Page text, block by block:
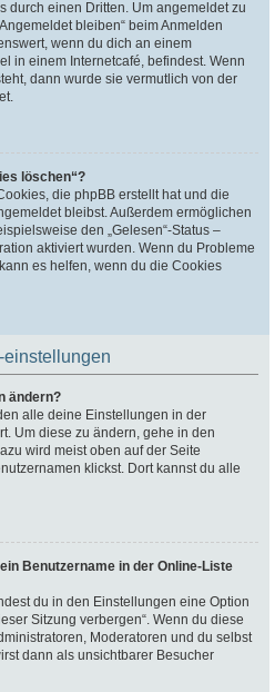
durch einen Dritten. Um angemeldet zu
bleiben“ beim Anmelden
wenn du dich an einem
in einem Internetcafé, befindest. Wenn
dann wurde sie vermutlich von der
löschen“?
die phpBB erstellt hat und die
bleibst. Außerdem ermöglichen
den „Gelesen“-Status –
aktiviert wurden. Wenn du Probleme
es helfen, wenn du die Cookies
einstellungen
ändern?
alle deine Einstellungen in der
Um diese zu ändern, gehe in den
wird meist oben auf der Seite
klickst. Dort kannst du alle
Benutzername in der Online-Liste
du in den Einstellungen eine Option
Sitzung verbergen“. Wenn du diese
Moderatoren und du selbst
dann als unsichtbarer Besucher